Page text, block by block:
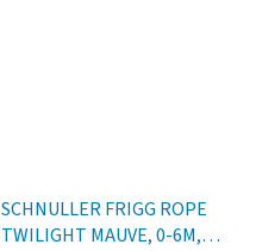
SCHNULLER FRIGG ROPE
TWILIGHT MAUVE, 0-6M,